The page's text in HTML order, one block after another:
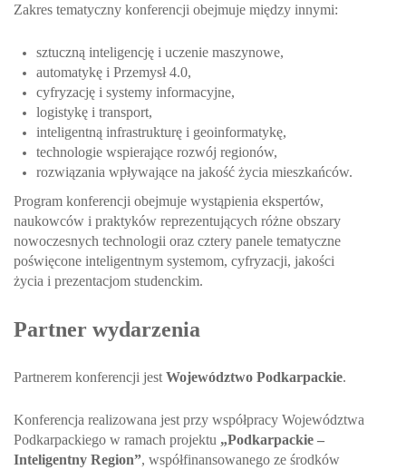
Zakres tematyczny konferencji obejmuje między innymi:
sztuczną inteligencję i uczenie maszynowe,
automatykę i Przemysł 4.0,
cyfryzację i systemy informacyjne,
logistykę i transport,
inteligentną infrastrukturę i geoinformatykę,
technologie wspierające rozwój regionów,
rozwiązania wpływające na jakość życia mieszkańców.
Program konferencji obejmuje wystąpienia ekspertów,
naukowców i praktyków reprezentujących różne obszary
nowoczesnych technologii oraz cztery panele tematyczne
poświęcone inteligentnym systemom, cyfryzacji, jakości
życia i prezentacjom studenckim.
Partner wydarzenia
Partnerem konferencji jest Województwo Podkarpackie.
Konferencja realizowana jest przy współpracy Województwa
Podkarpackiego w ramach projektu „Podkarpackie –
Inteligentny Region”, współfinansowanego ze środków